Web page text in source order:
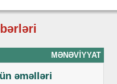
MƏNƏVIYYAT
əməlləri